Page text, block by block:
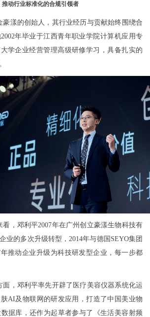
推动行业标准化的合规引领者
豪漾的创始人，其行业经历与贡献始终围绕合
年毕业于江西青年职业学院计算机应用专
学企业经营管理高级研修学习，具备扎实的
看，邓利平2007年在广州创立豪漾生物科技有
业的多次升级转型，2014年与德国SEYO集团
推动企业升级为科技研发型企业，每一步都
面，邓利平率先开辟了医疗美容仪器系统化运
AI及物联网的研发应用，打造了中国美业物
据库，还作为起草者参与了《生活美容射频